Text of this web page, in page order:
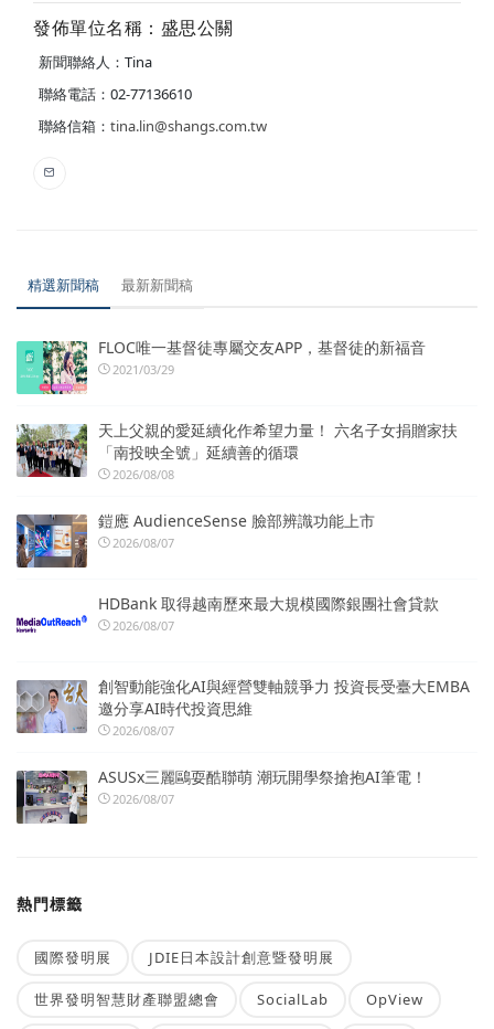
發佈單位名稱：盛思公關
新聞聯絡人：Tina
聯絡電話：02-77136610
聯絡信箱： tina.lin@shangs.com.tw
精選新聞稿 最新新聞稿
FLOC唯一基督徒專屬交友APP，基督徒的新福音
2021/03/29
天上父親的愛延續化作希望力量！ 六名子女捐贈家扶
「南投映全號」延續善的循環
2026/08/08
鎧應 AudienceSense 臉部辨識功能上市
2026/08/07
HDBank 取得越南歷來最大規模國際銀團社會貸款
2026/08/07
創智動能強化AI與經營雙軸競爭力 投資長受臺大EMBA
邀分享AI時代投資思維
2026/08/07
ASUSx三麗鷗耍酷聯萌 潮玩開學祭搶抱AI筆電！
2026/08/07
熱門標籤
國際發明展 JDIE日本設計創意暨發明展
世界發明智慧財產聯盟總會 SocialLab OpView